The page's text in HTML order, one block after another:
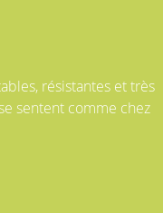
résistantes et très
sentent comme chez